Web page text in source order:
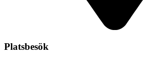
Platsbesök